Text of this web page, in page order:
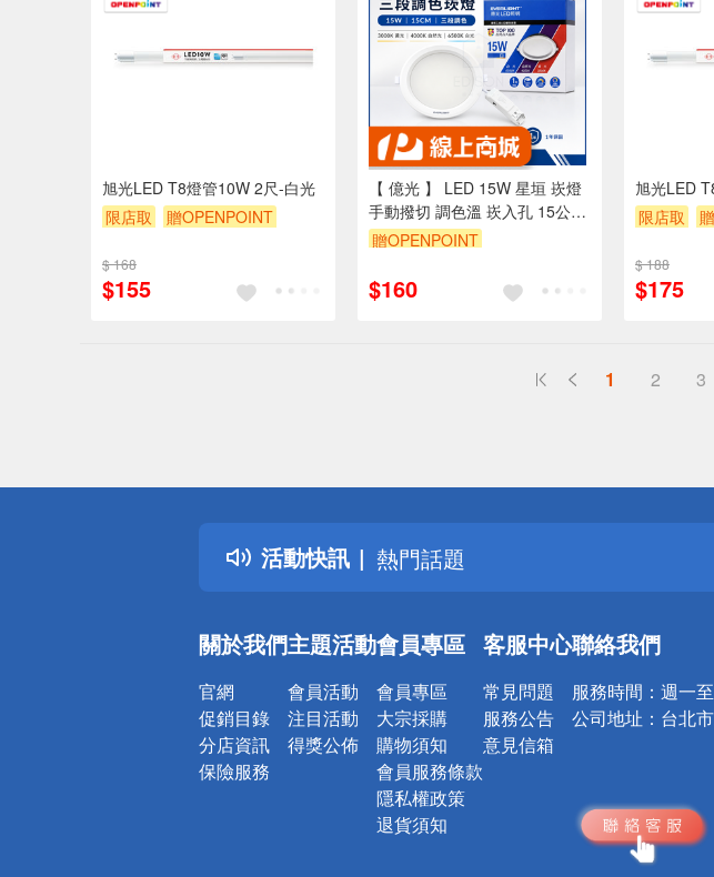
旭光LED T8燈管10W 2尺-白光
限店取
贈OPENPOINT
$ 168
$155
【 億光 】 LED 15W 星垣 崁燈
手動撥切 調色溫 崁入孔 15公分
原廠1年保固 嵌燈
贈OPENPOINT
$160
旭光LED
限店取
$ 188
$175
1 2 3
活動快訊
詐騙網頁！請小心！
得獎公告
熱門話題
銀行優惠
詐騙網頁！請小心！
關於我們
官網
促銷目錄
分店資訊
保險服務
主題活動
會員活動
注目活動
得獎公佈
會員專區
會員專區
大宗採購
購物須知
會員服務條款
隱私權政策
退貨須知
客服中心
常見問題
服務公告
意見信箱
聯絡我們
服務時間： 週一
公司地址： 台北